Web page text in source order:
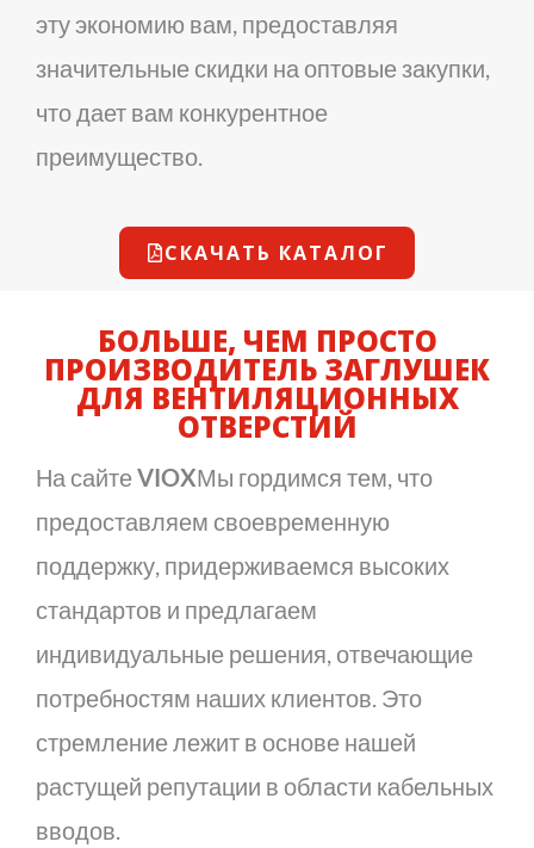
эту экономию вам, предоставляя
значительные скидки на оптовые закупки,
что дает вам конкурентное
преимущество.
СКАЧАТЬ КАТАЛОГ
БОЛЬШЕ, ЧЕМ ПРОСТО
ПРОИЗВОДИТЕЛЬ ЗАГЛУШЕК
ДЛЯ ВЕНТИЛЯЦИОННЫХ
ОТВЕРСТИЙ
На сайтеVIOXМы гордимся тем, что
предоставляем своевременную
поддержку, придерживаемся высоких
стандартов и предлагаем
индивидуальные решения, отвечающие
потребностям наших клиентов. Это
стремление лежит в основе нашей
растущей репутации в области кабельных
вводов.